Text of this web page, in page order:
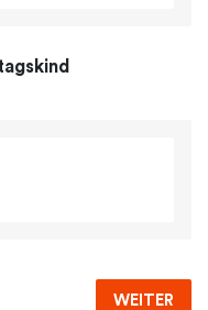
WEITER